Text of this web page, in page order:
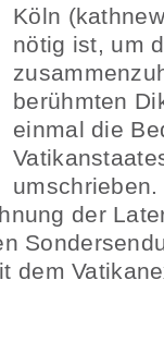
Köln
nötig ist, um
berühmten
einmal die
der
dem